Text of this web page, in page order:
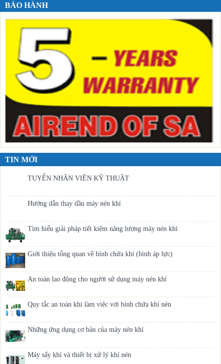
BẢO HÀNH
TIN MỚI
TUYỂN NHÂN VIÊN KỸ THUẬT
Hướng dẫn thay dầu máy nén khí
Tìm hiểu giải pháp tiết kiệm năng lượng máy nén khí
Giới thiệu tổng quan về bình chứa khí (bình áp lực)
An toàn lao động cho người sử dụng máy nén khí
Quy tắc an toàn khi làm việc với bình chứa khí nén
Những ứng dụng cơ bản của máy nén khí
Máy sấy khí và thiết bị xử lý khí nén